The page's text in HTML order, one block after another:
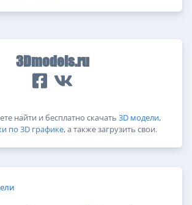
3Dmodels.ru
найти и бесплатно скачать 3D модели,
по 3D графике, а также загрузить свои.